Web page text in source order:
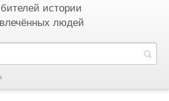
истории
людей